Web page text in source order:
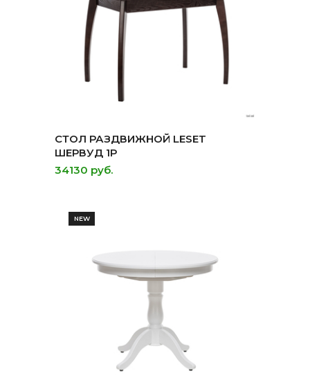
СТОЛ РАЗДВИЖНОЙ LESET
ШЕРВУД 1Р
34130 руб.
NEW